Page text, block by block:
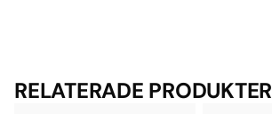
RELATERADE PRODUKTER